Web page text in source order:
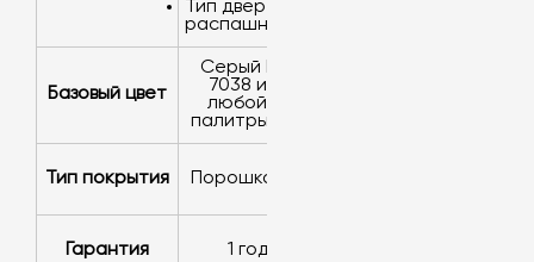
распашные.
Базовый цвет
серый RAL
7038 или
любой из
палитры RAL
Тип покрытия порошковое
Гарантия 1 год